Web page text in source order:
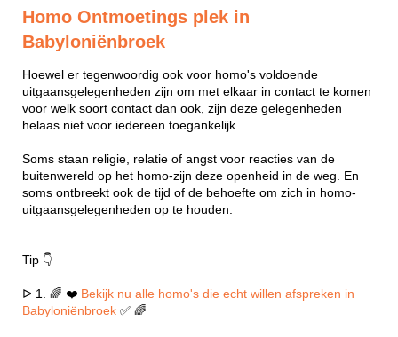
Homo Ontmoetings plek in
Babyloniënbroek
Hoewel er tegenwoordig ook voor homo's voldoende
uitgaansgelegenheden zijn om met elkaar in contact te komen
voor welk soort contact dan ook, zijn deze gelegenheden
helaas niet voor iedereen toegankelijk.
Soms staan religie, relatie of angst voor reacties van de
buitenwereld op het homo-zijn deze openheid in de weg. En
soms ontbreekt ook de tijd of de behoefte om zich in homo-
uitgaansgelegenheden op te houden.
Tip 👇
ᐅ 1. 🌈 ❤️ Bekijk nu alle homo's die echt willen afspreken in
Babyloniënbroek ✅ 🌈